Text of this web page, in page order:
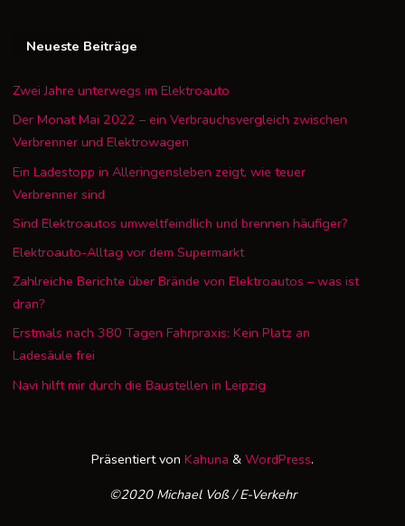
Neueste Beiträge
Zwei Jahre unterwegs im Elektroauto
Der Monat Mai 2022 – ein Verbrauchsvergleich zwischen
Verbrenner und Elektrowagen
Ein Ladestopp in Alleringensleben zeigt, wie teuer
Verbrenner sind
Sind Elektroautos umweltfeindlich und brennen häufiger?
Elektroauto-Alltag vor dem Supermarkt
Zahlreiche Berichte über Brände von Elektroautos – was ist
dran?
Erstmals nach 380 Tagen Fahrpraxis: Kein Platz an
Ladesäule frei
Navi hilft mir durch die Baustellen in Leipzig
Präsentiert von Kahuna & WordPress.
©2020 Michael Voß / E-Verkehr